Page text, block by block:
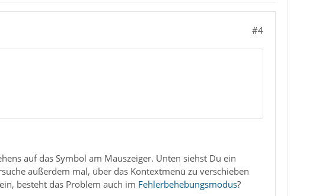
#4
auf das Symbol am Mauszeiger. Unten siehst Du ein
außerdem mal, über das Kontextmenü zu verschieben
besteht das Problem auch im Fehlerbehebungsmodus?